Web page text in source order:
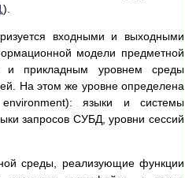
).
входными и выходными
модели предметной
и прикладным уровнем среды
На этом же уровне определена
environment): языки и системы
запросов СУБД, уровни сессий
среды, реализующие функции